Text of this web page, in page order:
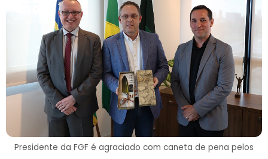
Presidente da FGF é agraciado com caneta de pena pelos